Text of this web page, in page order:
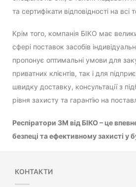
та сертифікати відповідності на всі
Крім того, компанія БІКО має
сфері поставок засобів
пропонує оптимальні умови для
приватних клієнтів, так і для
швидку доставку, консультації з
рівня захисту та гарантію на
Респіратори 3M від БІКО – це
безпеці та ефективному захисті у
КОНТАКТИ